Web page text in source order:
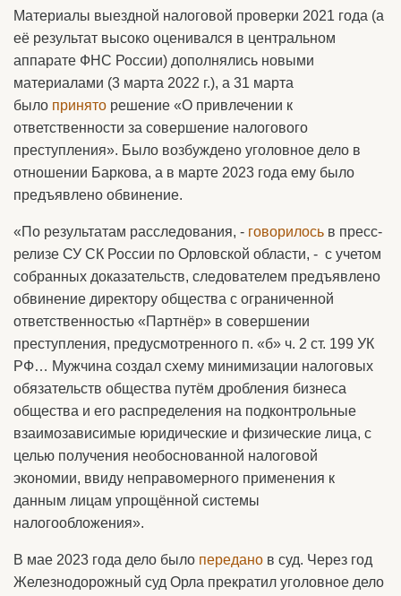
Материалы выездной налоговой проверки 2021 года (а
её результат высоко оценивался в центральном
аппарате ФНС России) дополнялись новыми
материалами (3 марта 2022 г.), а 31 марта
было принято решение «О привлечении к
ответственности за совершение налогового
преступления». Было возбуждено уголовное дело в
отношении Баркова, а в марте 2023 года ему было
предъявлено обвинение.
«По результатам расследования, - говорилось в пресс-
релизе СУ СК России по Орловской области, - с учетом
собранных доказательств, следователем предъявлено
обвинение директору общества с ограниченной
ответственностью «Партнёр» в совершении
преступления, предусмотренного п. «б» ч. 2 ст. 199 УК
РФ… Мужчина создал схему минимизации налоговых
обязательств общества путём дробления бизнеса
общества и его распределения на подконтрольные
взаимозависимые юридические и физические лица, с
целью получения необоснованной налоговой
экономии, ввиду неправомерного применения к
данным лицам упрощённой системы
налогообложения».
В мае 2023 года дело было передано в суд. Через год
Железнодорожный суд Орла прекратил уголовное дело